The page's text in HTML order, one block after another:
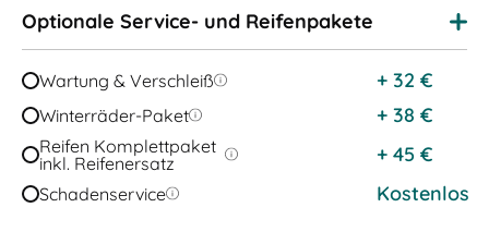
Optionale Service- und Reifenpakete
Wartung & Verschleiß + 32 €
Winterräder-Paket + 38 €
Reifen Komplettpaket
inkl. Reifenersatz
+ 45 €
Schadenservice Kostenlos